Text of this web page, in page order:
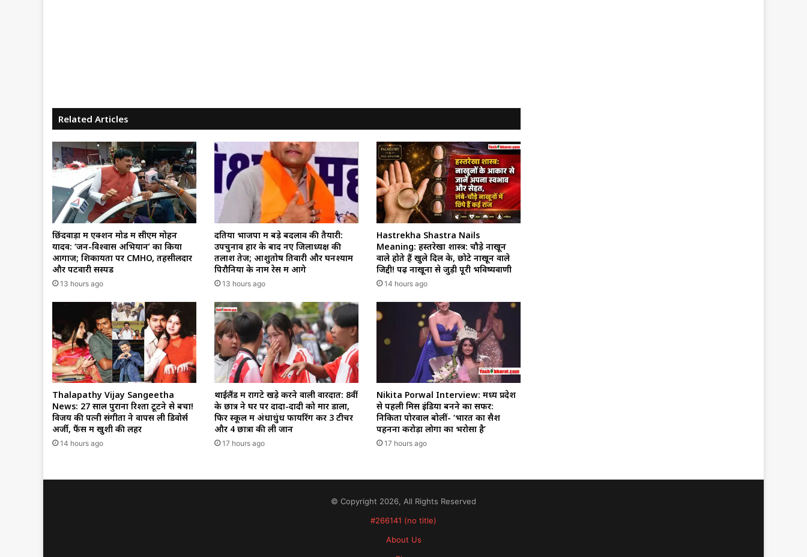
Related Articles
छिंदवाड़ा में एक्शन मोड में सीएम मोहन
यादव: ‘जन-विश्वास अभियान’ का किया
आगाज; शिकायतों पर CMHO, तहसीलदार
और पटवारी सस्पेंड
13 hours ago
दतिया भाजपा में बड़े बदलाव की तैयारी:
उपचुनाव हार के बाद नए जिलाध्यक्ष की
तलाश तेज; आशुतोष तिवारी और घनश्याम
पिरौनिया के नाम रेस में आगे
13 hours ago
Hastrekha Shastra Nails
Meaning: हस्तरेखा शास्त्र: चौड़े नाखून
वाले होते हैं खुले दिल के, छोटे नाखून वाले
जिद्दी! पढ़ें नाखूनों से जुड़ी पूरी भविष्यवाणी
14 hours ago
Thalapathy Vijay Sangeetha
News: 27 साल पुराना रिश्ता टूटने से बचा!
विजय की पत्नी संगीता ने वापस ली डिवोर्स
अर्जी, फैंस में खुशी की लहर
14 hours ago
थाईलैंड में रोंगटे खड़े करने वाली वारदात: 8वीं
के छात्र ने घर पर दादा-दादी को मार डाला,
फिर स्कूल में अंधाधुंध फायरिंग कर 3 टीचर
और 4 छात्रों की ली जान
17 hours ago
Nikita Porwal Interview: मध्य प्रदेश
से पहली मिस इंडिया बनने का सफर:
निकिता पोरवाल बोलीं- ‘भारत का सैश
पहनना करोड़ों लोगों का भरोसा है’
17 hours ago
© Copyright 2026, All Rights Reserved
#266141 (no title)
About Us